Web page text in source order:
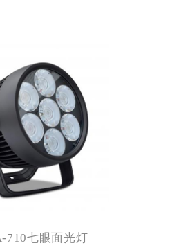
710七眼面光灯